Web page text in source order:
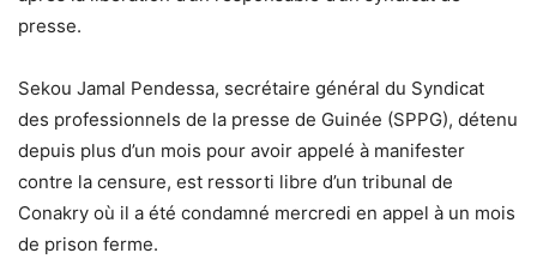
presse.
Sekou Jamal Pendessa, secrétaire général du Syndicat
des professionnels de la presse de Guinée (SPPG), détenu
depuis plus d’un mois pour avoir appelé à manifester
contre la censure, est ressorti libre d’un tribunal de
Conakry où il a été condamné mercredi en appel à un mois
de prison ferme.